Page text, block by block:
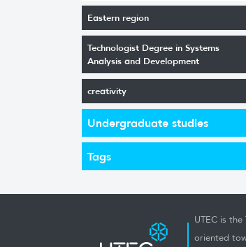
Eastern region
Technologist Degree in Systems
Analysis and Development
creativity
Undergraduate studies
Tags
UTEC is
oriented